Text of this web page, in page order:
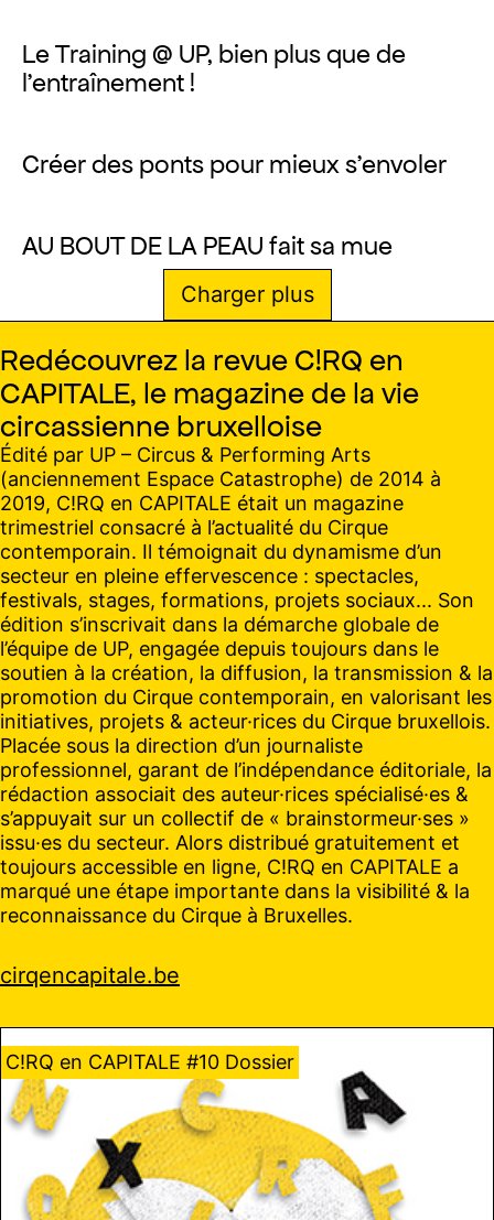
Le Training @ UP, bien plus que de
l’entraînement !
Créer des ponts pour mieux s’envoler
AU BOUT DE LA PEAU fait sa mue
Charger plus
Redécouvrez la revue C!RQ en
CAPITALE, le magazine de la vie
circassienne bruxelloise
Édité par UP – Circus & Performing Arts
(anciennement Espace Catastrophe) de 2014 à
2019, C!RQ en CAPITALE était un magazine
trimestriel consacré à l’actualité du Cirque
contemporain. Il témoignait du dynamisme d’un
secteur en pleine effervescence : spectacles,
festivals, stages, formations, projets sociaux... Son
édition s’inscrivait dans la démarche globale de
l’équipe de UP, engagée depuis toujours dans le
soutien à la création, la diffusion, la transmission & la
promotion du Cirque contemporain, en valorisant les
initiatives, projets & acteur·rices du Cirque bruxellois.
Placée sous la direction d’un journaliste
professionnel, garant de l’indépendance éditoriale, la
rédaction associait des auteur·rices spécialisé·es &
s’appuyait sur un collectif de « brainstormeur·ses »
issu·es du secteur. Alors distribué gratuitement et
toujours accessible en ligne, C!RQ en CAPITALE a
marqué une étape importante dans la visibilité & la
reconnaissance du Cirque à Bruxelles.
cirqencapitale.be
C!RQ en CAPITALE #10 Dossier